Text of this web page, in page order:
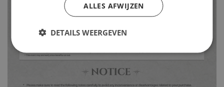
ALLES AFWIJZEN
DETAILS WEERGEVEN